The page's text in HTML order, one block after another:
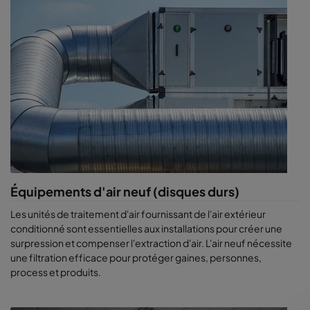
AMC) et proposer les meilleures solutions aux fabricants de
disques durs.
A lire également :particules fines, risques, pollution et
impact sur la santé
Équipements d'air neuf (disques durs)
Les unités de traitement d'air fournissant de l'air extérieur
conditionné sont essentielles aux installations pour créer une
surpression et compenser l'extraction d'air. L'air neuf nécessite
une filtration efficace pour protéger gaines, personnes,
process et produits.